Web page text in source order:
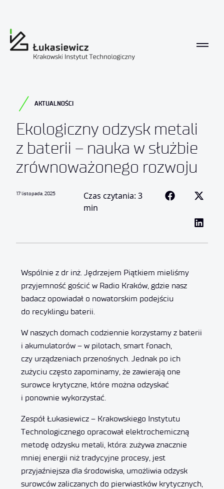
AKTUALNOŚCI
Ekologiczny odzysk metali
z baterii – nauka w służbie
zrównoważonego rozwoju
17 listopada, 2025
Czas czytania: 3
min
Wspólnie z dr inż. Jędrzejem Piątkiem mieliśmy
przyjemność gościć w Radio Kraków, gdzie nasz
badacz opowiadał o nowatorskim podejściu
do recyklingu baterii.
W naszych domach codziennie korzystamy z baterii
i akumulatorów – w pilotach, smart fonach,
czy urządzeniach przenośnych. Jednak po ich
zużyciu często zapominamy, że zawierają one
surowce krytyczne, które można odzyskać
i ponownie wykorzystać.
Zespół Łukasiewicz – Krakowskiego Instytutu
Technologicznego opracował elektrochemiczną
metodę odzysku metali, która: zużywa znacznie
mniej energii niż tradycyjne procesy, jest
przyjaźniejsza dla środowiska, umożliwia odzysk
surowców zaliczanych do pierwiastków krytycznych,